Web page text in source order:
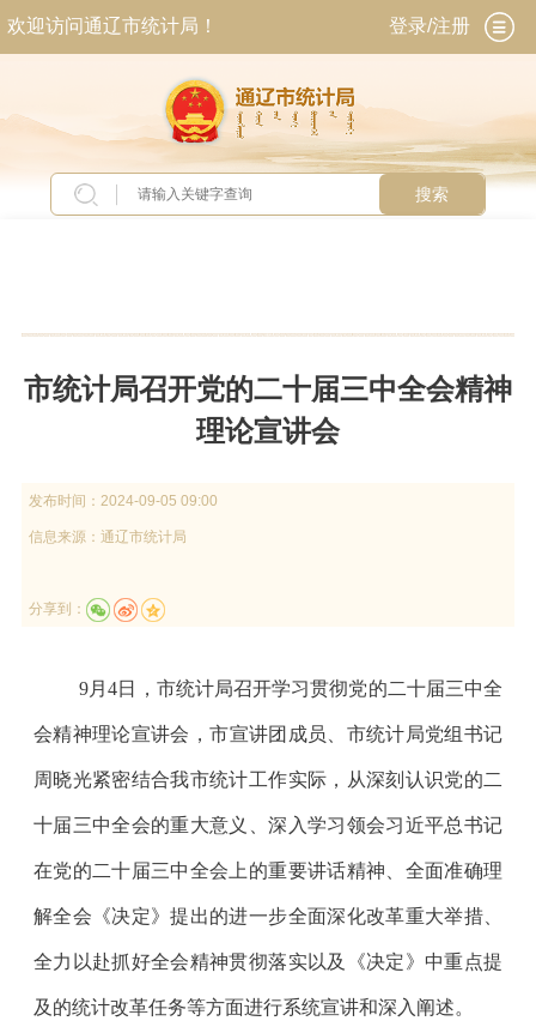
欢迎访问通辽市统计局！ 登录/注册
搜索
市统计局召开党的二十届三中全会精神
理论宣讲会
发布时间： 2024-09-05 09:00
信息来源： 通辽市统计局
分享到：
9月4日，市统计局召开学习贯彻党的二十届三中全
会精神理论宣讲会，市宣讲团成员、市统计局党组书记
周晓光紧密结合我市统计工作实际，从深刻认识党的二
十届三中全会的重大意义、深入学习领会习近平总书记
在党的二十届三中全会上的重要讲话精神、全面准确理
解全会《决定》提出的进一步全面深化改革重大举措、
全力以赴抓好全会精神贯彻落实以及《决定》中重点提
及的统计改革任务等方面进行系统宣讲和深入阐述。